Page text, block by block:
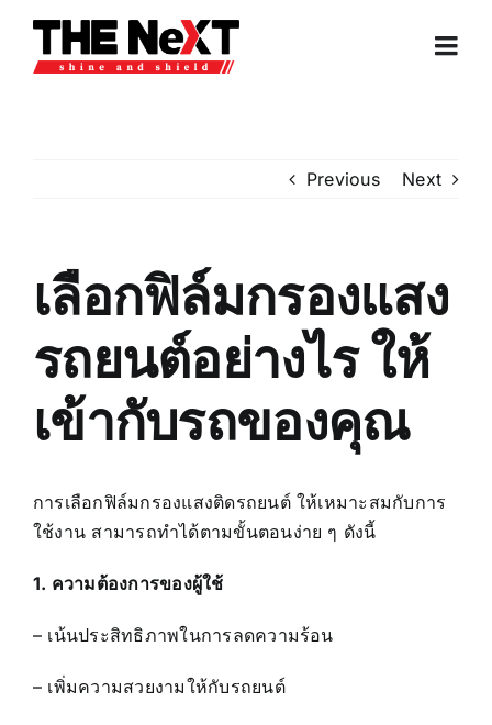
content
บทความ
ติดต่อเรา
Previous Next
เลือกฟิล์มกรองแสง
รถยนต์อย่างไร ให้
เข้ากับรถของคุณ
การเลือกฟิล์มกรองแสงติดรถยนต์ ให้เหมาะสมกับการ
ใช้งาน สามารถทำได้ตามขั้นตอนง่าย ๆ ดังนี้
1. ความต้องการของผู้ใช้
– เน้นประสิทธิภาพในการลดความร้อน
– เพิ่มความสวยงามให้กับรถยนต์